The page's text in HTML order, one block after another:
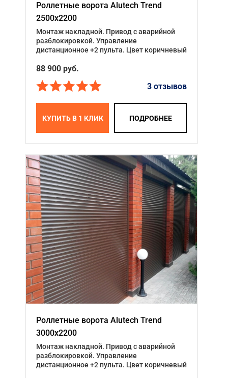
Роллетные ворота Alutech Trend
2500x2200
Монтаж накладной. Привод с аварийной
разблокировкой. Управление
дистанционное +2 пульта. Цвет коричневый
88 900 руб.
3 отзывов
КУПИТЬ В 1 КЛИК ПОДРОБНЕЕ
Роллетные ворота Alutech Trend
3000x2200
Монтаж накладной. Привод с аварийной
разблокировкой. Управление
дистанционное +2 пульта. Цвет коричневый